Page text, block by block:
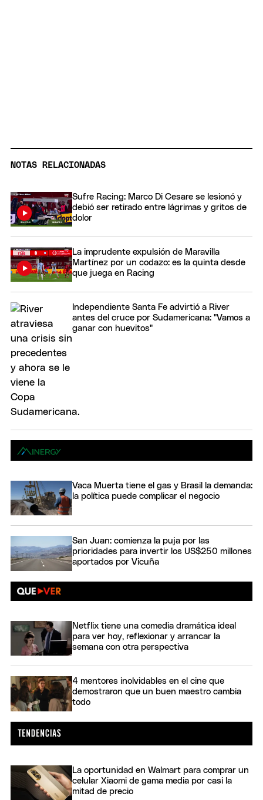
NOTAS RELACIONADAS
Sufre Racing: Marco Di Cesare se lesionó y
debió ser retirado entre lágrimas y gritos de
dolor
La imprudente expulsión de Maravilla
Martínez por un codazo: es la quinta desde
que juega en Racing
Independiente Santa Fe advirtió a River
antes del cruce por Sudamericana: "Vamos a
ganar con huevitos"
Vaca Muerta tiene el gas y Brasil la demanda:
la política puede complicar el negocio
San Juan: comienza la puja por las
prioridades para invertir los US$250 millones
aportados por Vicuña
Netflix tiene una comedia dramática ideal
para ver hoy, reflexionar y arrancar la
semana con otra perspectiva
4 mentores inolvidables en el cine que
demostraron que un buen maestro cambia
todo
La oportunidad en Walmart para comprar un
celular Xiaomi de gama media por casi la
mitad de precio